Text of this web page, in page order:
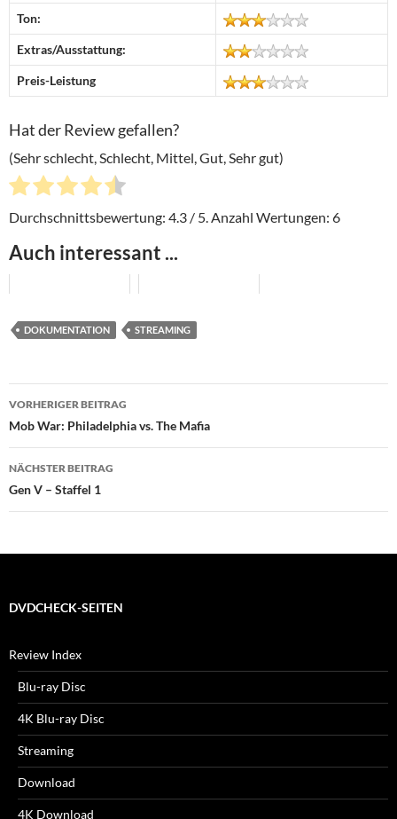
Ton:
Extras/Ausstattung:
Preis-Leistung
Hat der Review gefallen?
(Sehr schlecht, Schlecht, Mittel, Gut, Sehr gut)
Durchschnittsbewertung: 4.3 / 5. Anzahl Wertungen: 6
Auch interessant ...
DOKUMENTATION STREAMING
Beitragsnavigation
VORHERIGER BEITRAG
Mob War: Philadelphia vs. The Mafia
NÄCHSTER BEITRAG
Gen V – Staffel 1
DVDCHECK-SEITEN
Review Index
Blu-ray Disc
4K Blu-ray Disc
Streaming
Download
4K Download